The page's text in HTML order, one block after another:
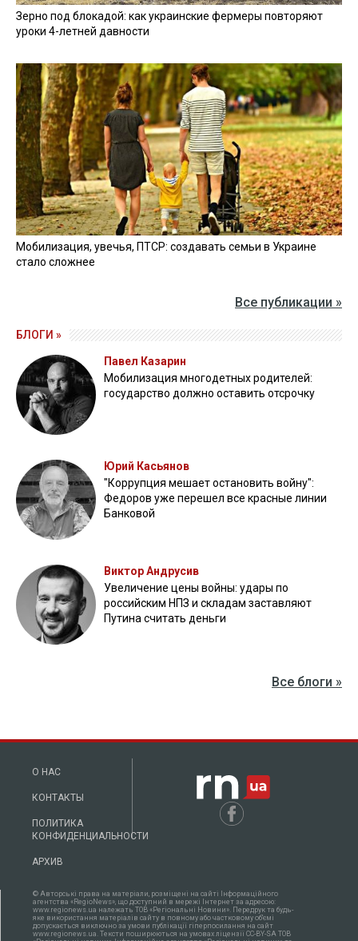
Зерно под блокадой: как украинские фермеры повторяют
уроки 4-летней давности
Мобилизация, увечья, ПТСР: создавать семьи в Украине
стало сложнее
Все публикации »
БЛОГИ »
Павел Казарин
Мобилизация многодетных родителей:
государство должно оставить отсрочку
Юрий Касьянов
"Коррупция мешает остановить войну":
Федоров уже перешел все красные линии
Банковой
Виктор Андрусив
Увеличение цены войны: удары по
российским НПЗ и складам заставляют
Путина считать деньги
Все блоги »
О НАС
КОНТАКТЫ
ПОЛИТИКА
КОНФИДЕНЦИАЛЬНОСТИ
АРХИВ
© Авторські права на матеріали, розміщені на сайті Інформаційного
агентства «RegioNews», що доступний в мережі Інтернет за адресою:
www.regionews.ua належать ТОВ «Регіональні Новини». Передрук та будь-
яке використання матеріалів сайту в повному або частковому об'ємі
допускається виключно за умови публікації гіперпосилання на сайт
www.regionews.ua. Тексти поширюються нa умовах ліцензії CC-BY-SA ТОВ